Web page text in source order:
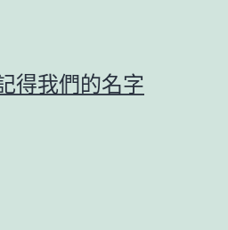
得我們的名字